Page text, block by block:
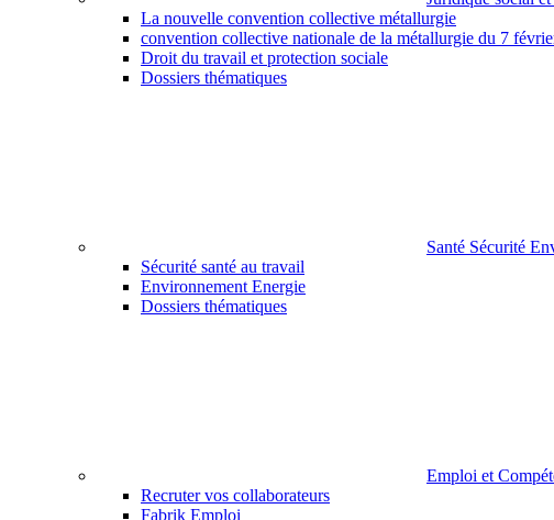
La nouvelle convention collective métallurgie
convention collective nationale de la métallurgie du 7
Droit du travail et protection sociale
Dossiers thématiques
Santé Sécurité
Sécurité santé au travail
Environnement Energie
Dossiers thématiques
Emploi et
Recruter vos collaborateurs
Fabrik Emploi